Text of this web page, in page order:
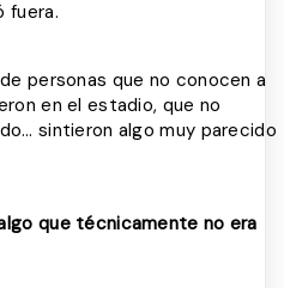
fuera.
personas que no conocen a
en el estadio, que no
sintieron algo muy parecido
que técnicamente no era